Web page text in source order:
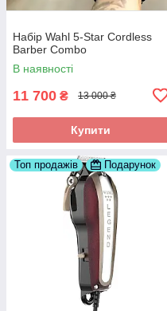
Набір Wahl 5-Star Cordless
Barber Combo
В наявності
11 700 ₴ 13 000 ₴
Купити
Топ продажів Подарунок